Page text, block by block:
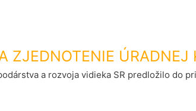
ZJEDNOTENIE ÚRADNEJ
a rozvoja vidieka SR predložilo